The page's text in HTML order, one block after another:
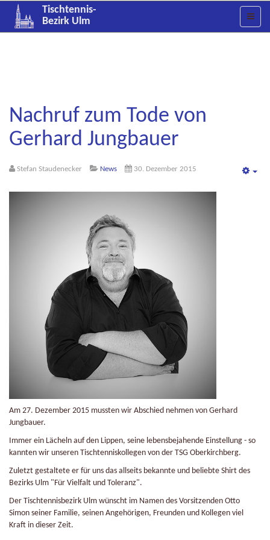
Tischtennis-
Bezirk Ulm
Nachruf zum Tode von
Gerhard Jungbauer
Stefan Staudenecker News 30. Dezember 2015
Am 27. Dezember 2015 mussten wir Abschied nehmen von Gerhard
Jungbauer.
Immer ein Lächeln auf den Lippen, seine lebensbejahende Einstellung - so
kannten wir unseren Tischtenniskollegen von der TSG Oberkirchberg.
Zuletzt gestaltete er für uns das allseits bekannte und beliebte Shirt des
Bezirks Ulm "Für Vielfalt und Toleranz".
Der Tischtennisbezirk Ulm wünscht im Namen des Vorsitzenden Otto
Simon seiner Familie, seinen Angehörigen, Freunden und Kollegen viel
Kraft in dieser Zeit.